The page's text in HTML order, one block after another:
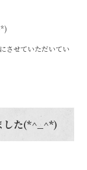
させていただいてい
した(*^_^*)